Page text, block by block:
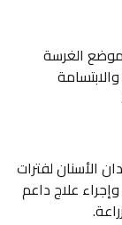
موضع الغرسة
الأسنان لفترات
علاج داعم